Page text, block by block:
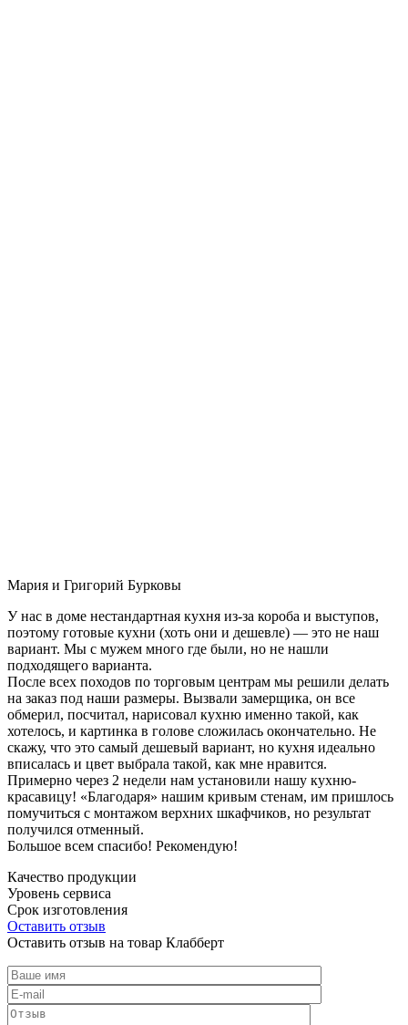
Мария и Григорий Бурковы
У нас в доме нестандартная кухня из-за короба и выступов,
поэтому готовые кухни (хоть они и дешевле) — это не наш
вариант. Мы с мужем много где были, но не нашли
подходящего варианта.
После всех походов по торговым центрам мы решили делать
на заказ под наши размеры. Вызвали замерщика, он все
обмерил, посчитал, нарисовал кухню именно такой, как
хотелось, и картинка в голове сложилась окончательно. Не
скажу, что это самый дешевый вариант, но кухня идеально
вписалась и цвет выбрала такой, как мне нравится.
Примерно через 2 недели нам установили нашу кухню-
красавицу! «Благодаря» нашим кривым стенам, им пришлось
помучиться с монтажом верхних шкафчиков, но результат
получился отменный.
Большое всем спасибо! Рекомендую!
Качество продукции
Уровень сервиса
Срок изготовления
Оставить отзыв
Оставить отзыв на товар Клабберт